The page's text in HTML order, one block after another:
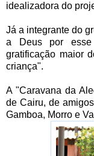
idealizadora do
Já a integrante do
a Deus por esse
gratificação maior
criança".
A "Caravana da
de Cairu, de
Gamboa, Morro e